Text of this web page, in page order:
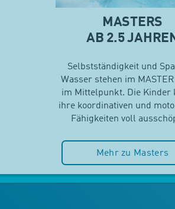
MASTERS
AB 2.5
Selbstständigkeit und
Wasser stehen im
im Mittelpunkt. Die Kinder
ihre koordinativen und
Fähigkeiten voll
Mehr zu Masters